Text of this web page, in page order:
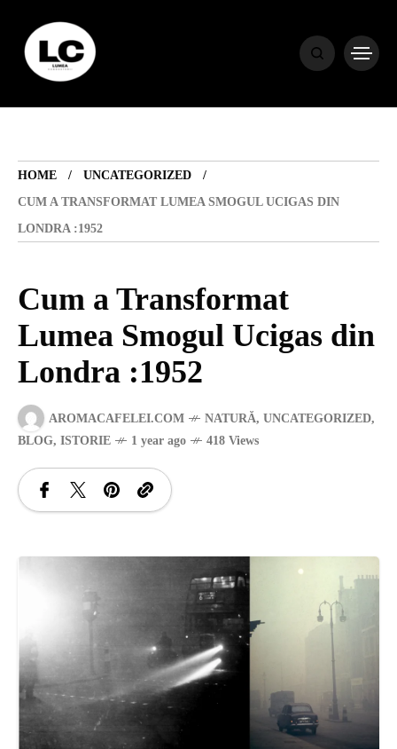
HOME
UNCATEGORIZED
CUM A TRANSFORMAT LUMEA SMOGUL UCIGAS DIN
LONDRA :1952
Cum a Transformat
Lumea Smogul Ucigas din
Londra :1952
AROMACAFELEI.COM NATURĂ, UNCATEGORIZED,
BLOG, ISTORIE 1 year ago 418 Views
HOME
BLOG
HOROSCOP
ENGLISH
CONTENT
TRAVEL
SANATATE
INGRIJIRE
ISTORIE
NATURĂ